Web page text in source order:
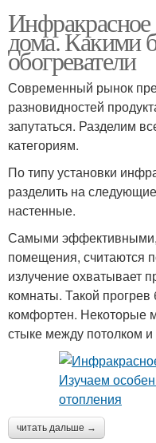
Инфракрасное
дома. Какими
обогреватели
Современный рынок
разновидностей
запутаться. Разделим
категориям.
По типу установки
разделить на
настенные.
Самыми эффективными,
помещения, считаются
излучение охватывает
комнаты. Такой
комфортен. Некоторые
стыке между потолком и
читать дальше →